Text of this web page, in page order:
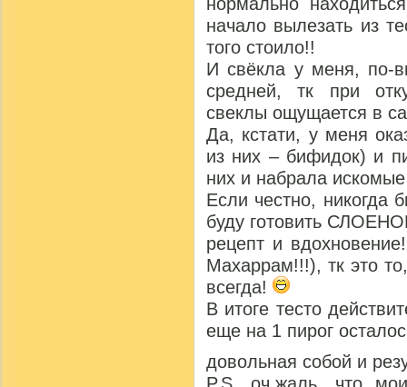
нормально
начало вылезать из
того стоило!!
И свёкла у меня, по-
средней, тк при
свеклы ощущается в
Да, кстати, у меня
из них – бифидок) и
них и набрала
Если честно,
буду готовить
рецепт и
Махаррам!!!), тк это
всегда!
В итоге тесто
еще на 1 пирог
довольная собой и